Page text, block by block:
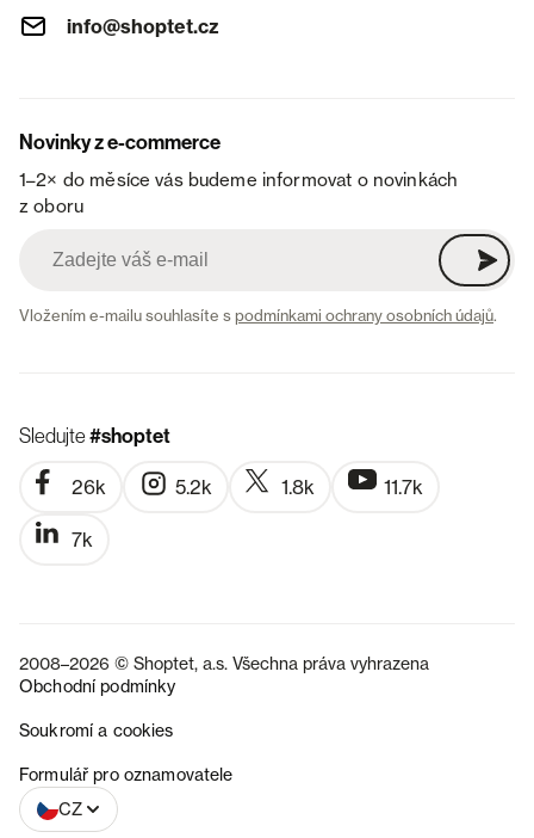
info@shoptet.cz
Novinky z e-commerce
1–2× do měsíce vás budeme informovat o novinkách
z oboru
Vložením e-mailu souhlasíte spodmínkami ochrany osobních údajů.
Sledujte#shoptet
26k 5.2k 1.8k 11.7k
7k
2008–2026 © Shoptet, a.s. Všechna práva vyhrazena
Obchodní podmínky
Soukromí a cookies
Formulář pro oznamovatele
CZ